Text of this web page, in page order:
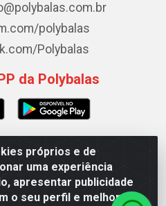
próprios e de
uma experiência
apresentar publicidade
o seu perfil e melhorar a
polybalas
Polybalas
da Polybalas
de Souza, 173 Galpão B -
PB - CEP 58.075-075 - CNPJ
0002-61